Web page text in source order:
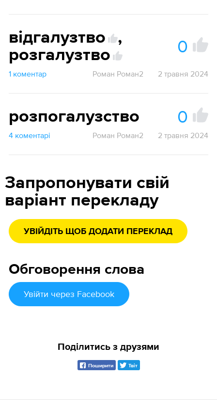
відгалузтво
,
розгалузтво
0
1 коментар Роман Роман2 2 травня 2024
розпогалузство 0
4 коментарі Роман Роман2 2 травня 2024
Запропонувати свій
варіант перекладу
УВІЙДІТЬ ЩОБ ДОДАТИ ПЕРЕКЛАД
Обговорення слова
Увійти через Facebook
Поділитись з друзями
Поширити Твіт